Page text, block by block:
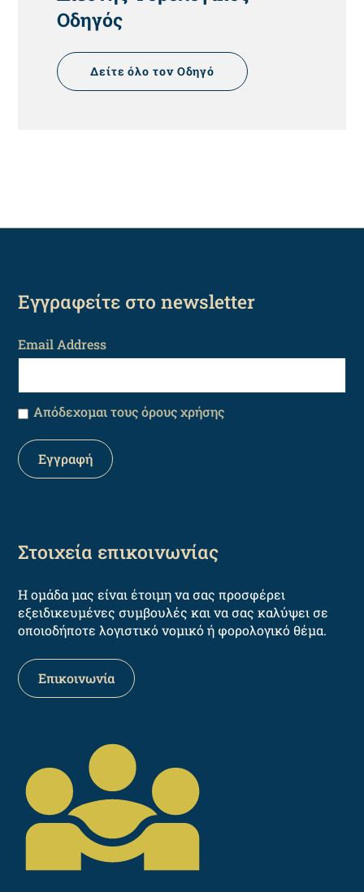
Οδηγός
Δείτε όλο τον Οδηγό
Εγγραφείτε στο newsletter
Email Address
Απόδεχομαι τους όρους χρήσης
Στοιχεία επικοινωνίας
Η ομάδα μας είναι έτοιμη να σας προσφέρει
εξειδικευμένες συμβουλές και να σας καλύψει σε
οποιοδήποτε λογιστικό νομικό ή φορολογικό θέμα.
Επικοινωνία